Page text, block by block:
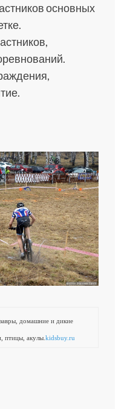
основных
домашние и дикие
птицы, акулы. kidsbuy.ru